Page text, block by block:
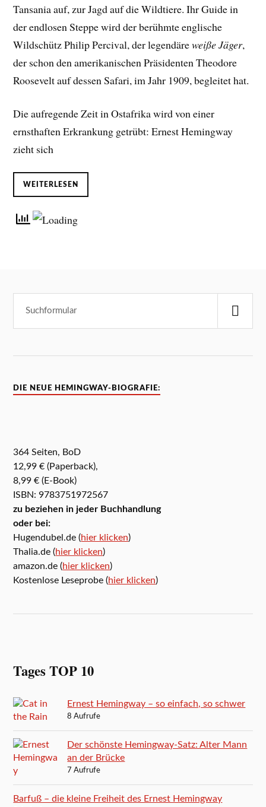
Tansania auf, zur Jagd auf die Wildtiere. Ihr Guide in
der endlosen Steppe wird der berühmte englische
Wildschütz Philip Percival, der legendäreweiße Jäger,
der schon den amerikanischen Präsidenten Theodore
Roosevelt auf dessen Safari, im Jahr 1909, begleitet hat.
Die aufregende Zeit in Ostafrika wird von einer
ernsthaften Erkrankung getrübt: Ernest Hemingway
zieht sich
WEITERLESEN
DIE NEUE HEMINGWAY-BIOGRAFIE:
364 Seiten, BoD
12,99 € (Paperback),
8,99 € (E-Book)
ISBN: 9783751972567
zu beziehen in jeder Buchhandlung
oder bei:
Hugendubel.de (hier klicken)
Thalia.de (hier klicken)
amazon.de (hier klicken)
Kostenlose Leseprobe (hier klicken)
Tages TOP 10
Ernest Hemingway – so einfach, so schwer
8 Aufrufe
Der schönste Hemingway-Satz: Alter Mann
an der Brücke
7 Aufrufe
Barfuß – die kleine Freiheit des Ernest Hemingway